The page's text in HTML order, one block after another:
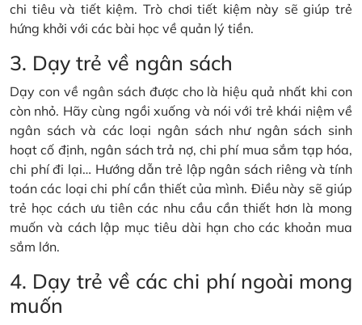
chi tiêu và tiết kiệm. Trò chơi tiết kiệm này sẽ giúp trẻ
hứng khởi với các bài học về quản lý tiền.
3. Dạy trẻ về ngân sách
Dạy con về ngân sách được cho là hiệu quả nhất khi con
còn nhỏ. Hãy cùng ngồi xuống và nói với trẻ khái niệm về
ngân sách và các loại ngân sách như ngân sách sinh
hoạt cố định, ngân sách trả nợ, chi phí mua sắm tạp hóa,
chi phí đi lại… Hướng dẫn trẻ lập ngân sách riêng và tính
toán các loại chi phí cần thiết của mình. Điều này sẽ giúp
trẻ học cách ưu tiên các nhu cầu cần thiết hơn là mong
muốn và cách lập mục tiêu dài hạn cho các khoản mua
sắm lớn.
4. Dạy trẻ về các chi phí ngoài mong
muốn